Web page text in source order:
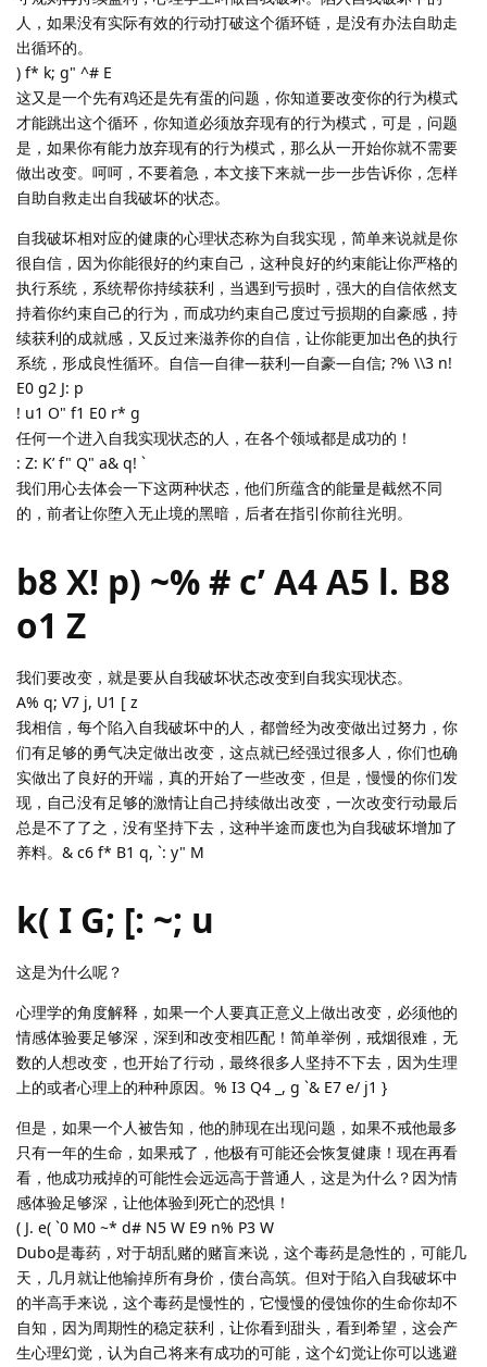
人，如果没有实际有效的行动打破这个循环链，是没有办法自助走
出循环的。
) f* k; g" ^# E
这又是一个先有鸡还是先有蛋的问题，你知道要改变你的行为模式
才能跳出这个循环，你知道必须放弃现有的行为模式，可是，问题
是，如果你有能力放弃现有的行为模式，那么从一开始你就不需要
做出改变。呵呵，不要着急，本文接下来就一步一步告诉你，怎样
自助自救走出自我破坏的状态。
自我破坏相对应的健康的心理状态称为自我实现，简单来说就是你
很自信，因为你能很好的约束自己，这种良好的约束能让你严格的
执行系统，系统帮你持续获利，当遇到亏损时，强大的自信依然支
持着你约束自己的行为，而成功约束自己度过亏损期的自豪感，持
续获利的成就感，又反过来滋养你的自信，让你能更加出色的执行
系统，形成良性循环。自信—自律—获利—自豪—自信; ?% \\3 n!
E0 g2 J: p
! u1 O" f1 E0 r* g
任何一个进入自我实现状态的人，在各个领域都是成功的！
: Z: K’ f" Q" a& q! `
我们用心去体会一下这两种状态，他们所蕴含的能量是截然不同
的，前者让你堕入无止境的黑暗，后者在指引你前往光明。
b8 X! p) ~% # c’ A4 A5 l. B8
o1 Z
我们要改变，就是要从自我破坏状态改变到自我实现状态。
A% q; V7 j, U1 [ z
我相信，每个陷入自我破坏中的人，都曾经为改变做出过努力，你
们有足够的勇气决定做出改变，这点就已经强过很多人，你们也确
实做出了良好的开端，真的开始了一些改变，但是，慢慢的你们发
现，自己没有足够的激情让自己持续做出改变，一次改变行动最后
总是不了了之，没有坚持下去，这种半途而废也为自我破坏增加了
养料。& c6 f* B1 q, `: y" M
k( I G; [: ~; u
这是为什么呢？
心理学的角度解释，如果一个人要真正意义上做出改变，必须他的
情感体验要足够深，深到和改变相匹配！简单举例，戒烟很难，无
数的人想改变，也开始了行动，最终很多人坚持不下去，因为生理
上的或者心理上的种种原因。% I3 Q4 _, g `& E7 e/ j1 }
但是，如果一个人被告知，他的肺现在出现问题，如果不戒他最多
只有一年的生命，如果戒了，他极有可能还会恢复健康！现在再看
看，他成功戒掉的可能性会远远高于普通人，这是为什么？因为情
感体验足够深，让他体验到死亡的恐惧！
( J. e( `0 M0 ~* d# N5 W E9 n% P3 W
Dubo是毒药，对于胡乱赌的赌盲来说，这个毒药是急性的，可能几
天，几月就让他输掉所有身价，债台高筑。但对于陷入自我破坏中
的半高手来说，这个毒药是慢性的，它慢慢的侵蚀你的生命你却不
自知，因为周期性的稳定获利，让你看到甜头，看到希望，这会产
生心理幻觉，认为自己将来有成功的可能，这个幻觉让你可以逃避